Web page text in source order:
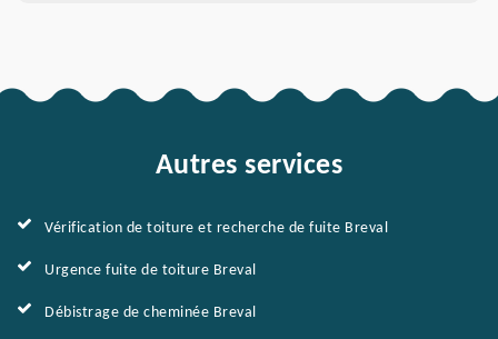
Autres services
Vérification de toiture et recherche de fuite Breval
Urgence fuite de toiture Breval
Débistrage de cheminée Breval